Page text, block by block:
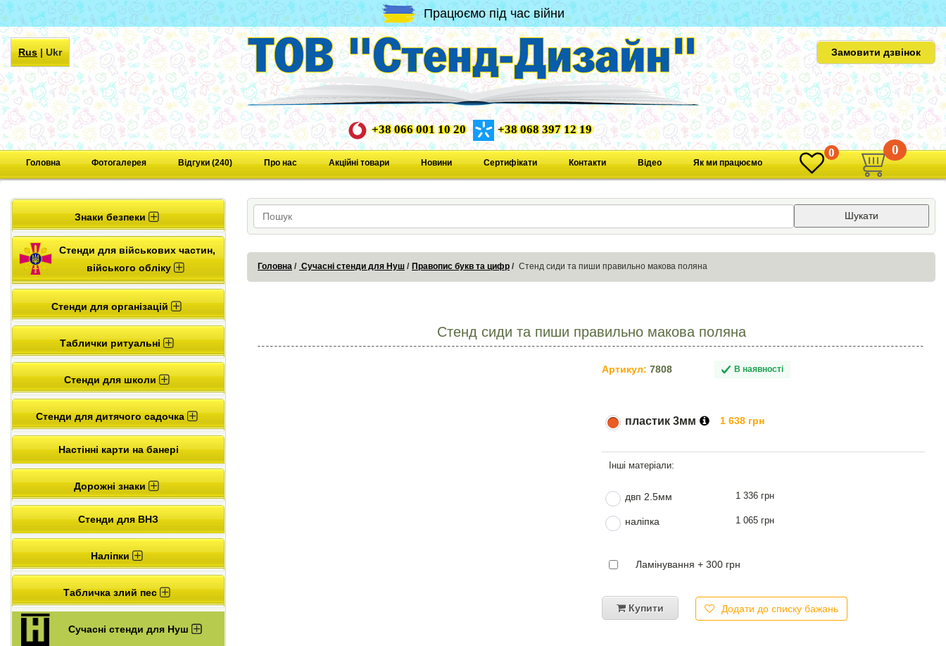
Працюємо під час війни
Rus|Ukr Замовити дзвінок
+38 066 001 10 20 +38 068 397 12 19
Головна Фотогалерея Відгуки (240) Про нас Акційні товари Новини Сертифікати Контакти Відео Як ми працюємо
0 0
Знаки безпеки
Стенди для військових частин,
війського обліку
Стенди для організацій
Таблички ритуальні
Стенди для школи
Стенди для дитячого садочка
Настінні карти на банері
Дорожні знаки
Стенди для ВНЗ
Наліпки
Табличка злий пес
Сучасні стенди для Нуш
Шукати
Головна Сучасні стенди для Нуш Правопис букв та цифр Стенд сиди та пиши правильно макова поляна
Стенд сиди та пиши правильно макова поляна
Артикул: 7808 В наявності
пластик 3мм 1 638 грн
двп 2.5мм 1 336 грн
наліпка 1 065 грн
Ламінування + 300 грн
Купити Додати до списку бажань